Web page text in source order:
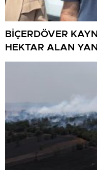
BİÇERDÖVER
HEKTAR ALAN